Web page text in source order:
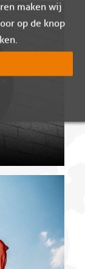
maken wij
op de knop